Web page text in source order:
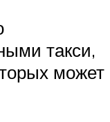
такси,
может